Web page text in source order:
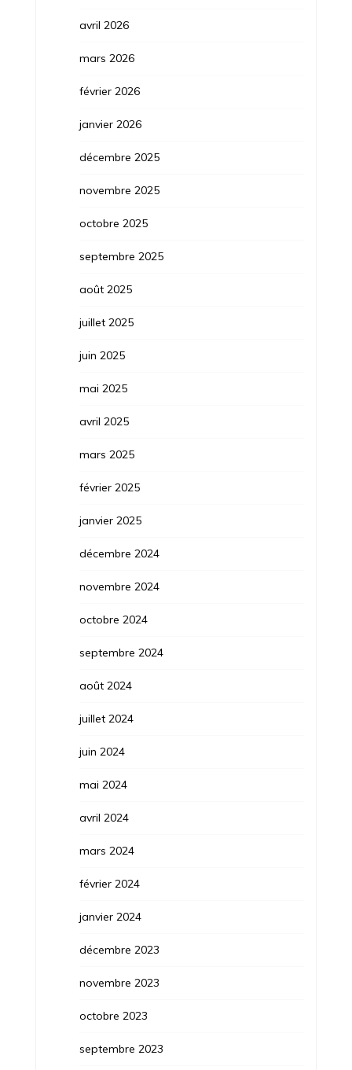
avril 2026
mars 2026
février 2026
janvier 2026
décembre 2025
novembre 2025
octobre 2025
septembre 2025
août 2025
juillet 2025
juin 2025
mai 2025
avril 2025
mars 2025
février 2025
janvier 2025
décembre 2024
novembre 2024
octobre 2024
septembre 2024
août 2024
juillet 2024
juin 2024
mai 2024
avril 2024
mars 2024
février 2024
janvier 2024
décembre 2023
novembre 2023
octobre 2023
septembre 2023